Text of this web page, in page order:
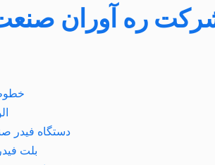
ره آوران
دستگاه فیدر
بلت فیدر